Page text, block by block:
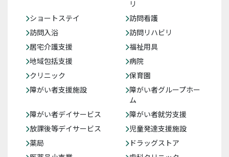
リ
ショートステイ
訪問看護
訪問入浴
訪問リハビリ
居宅介護支援
福祉用具
地域包括支援
病院
クリニック
保育園
障がい者支援施設
障がい者グループホー
ム
障がい者デイサービス
障がい者就労支援
放課後等デイサービス
児童発達支援施設
薬局
ドラッグストア